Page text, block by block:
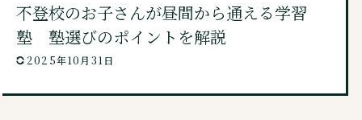
料金・コース
不登校のお子さんが昼間から通える学習
塾 塾選びのポイントを解説
2025年10月31日